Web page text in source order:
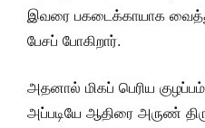
இவரை பகடைக்காயாக
பேசப் போகிறார்.
அதனால் மிகப் பெரிய குழப்பம்
அப்படியே ஆதிரை அருண்